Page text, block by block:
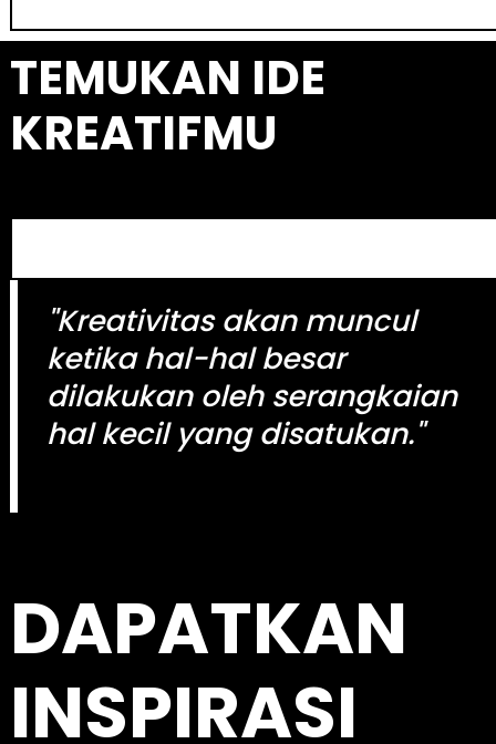
a
r
c
h
TEMUKAN IDE
KREATIFMU
S
"Kreativitas akan muncul
ketika hal-hal besar
dilakukan oleh serangkaian
hal kecil yang disatukan."
DAPATKAN
INSPIRASI